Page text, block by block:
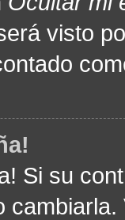
visto
Si su